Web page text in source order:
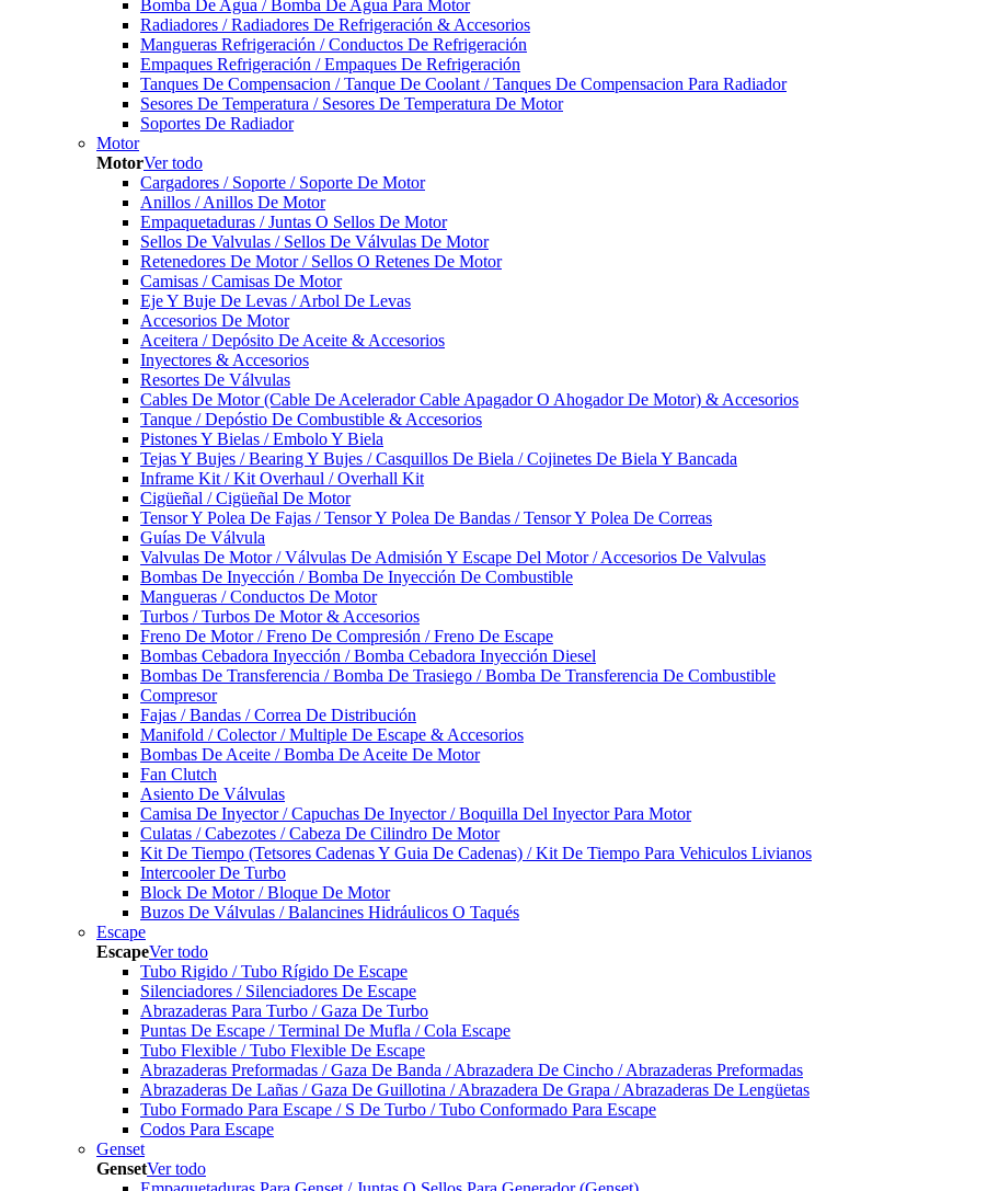
Bomba De Agua / Bomba De Agua Para Motor
Radiadores / Radiadores De Refrigeración & Accesorios
Mangueras Refrigeración / Conductos De Refrigeración
Empaques Refrigeración / Empaques De Refrigeración
Tanques De Compensacion / Tanque De Coolant / Tanques De Compensacion Para Radiador
Sesores De Temperatura / Sesores De Temperatura De Motor
Soportes De Radiador
Motor
MotorVer todo
Cargadores / Soporte / Soporte De Motor
Anillos / Anillos De Motor
Empaquetaduras / Juntas O Sellos De Motor
Sellos De Valvulas / Sellos De Válvulas De Motor
Retenedores De Motor / Sellos O Retenes De Motor
Camisas / Camisas De Motor
Eje Y Buje De Levas / Arbol De Levas
Accesorios De Motor
Aceitera / Depósito De Aceite & Accesorios
Inyectores & Accesorios
Resortes De Válvulas
Cables De Motor (Cable De Acelerador Cable Apagador O Ahogador De Motor) & Accesorios
Tanque / Depóstio De Combustible & Accesorios
Pistones Y Bielas / Embolo Y Biela
Tejas Y Bujes / Bearing Y Bujes / Casquillos De Biela / Cojinetes De Biela Y Bancada
Inframe Kit / Kit Overhaul / Overhall Kit
Cigüeñal / Cigüeñal De Motor
Tensor Y Polea De Fajas / Tensor Y Polea De Bandas / Tensor Y Polea De Correas
Guías De Válvula
Valvulas De Motor / Válvulas De Admisión Y Escape Del Motor / Accesorios De Valvulas
Bombas De Inyección / Bomba De Inyección De Combustible
Mangueras / Conductos De Motor
Turbos / Turbos De Motor & Accesorios
Freno De Motor / Freno De Compresión / Freno De Escape
Bombas Cebadora Inyección / Bomba Cebadora Inyección Diesel
Bombas De Transferencia / Bomba De Trasiego / Bomba De Transferencia De Combustible
Compresor
Fajas / Bandas / Correa De Distribución
Manifold / Colector / Multiple De Escape & Accesorios
Bombas De Aceite / Bomba De Aceite De Motor
Fan Clutch
Asiento De Válvulas
Camisa De Inyector / Capuchas De Inyector / Boquilla Del Inyector Para Motor
Culatas / Cabezotes / Cabeza De Cilindro De Motor
Kit De Tiempo (Tetsores Cadenas Y Guia De Cadenas) / Kit De Tiempo Para Vehiculos Livianos
Intercooler De Turbo
Block De Motor / Bloque De Motor
Buzos De Válvulas / Balancines Hidráulicos O Taqués
Escape
EscapeVer todo
Tubo Rigido / Tubo Rígido De Escape
Silenciadores / Silenciadores De Escape
Abrazaderas Para Turbo / Gaza De Turbo
Puntas De Escape / Terminal De Mufla / Cola Escape
Tubo Flexible / Tubo Flexible De Escape
Abrazaderas Preformadas / Gaza De Banda / Abrazadera De Cincho / Abrazaderas Preformadas
Abrazaderas De Lañas / Gaza De Guillotina / Abrazadera De Grapa / Abrazaderas De Lengüetas
Tubo Formado Para Escape / S De Turbo / Tubo Conformado Para Escape
Codos Para Escape
Genset
GensetVer todo